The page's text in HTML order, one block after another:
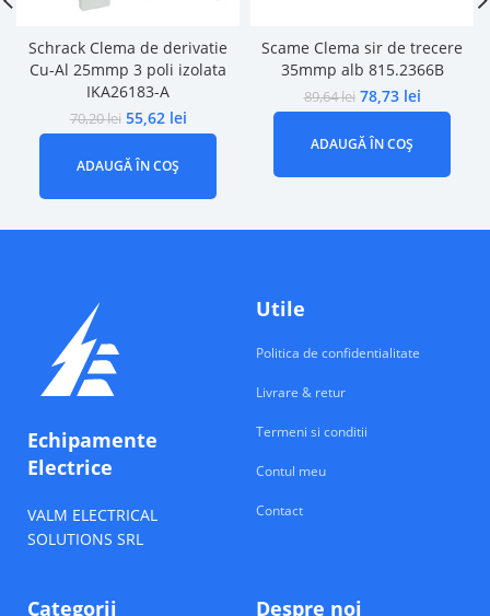
Schrack Clema de derivatie
Cu-Al 25mmp 3 poli izolata
IKA26183-A
70,20lei 55,62 lei
ADAUGĂ ÎN COȘ
Scame Clema sir de trecere
35mmp alb 815.2366B
89,64lei 78,73 lei
ADAUGĂ ÎN COȘ
Echipamente
Electrice
VALM ELECTRICAL
SOLUTIONS SRL
Utile
Politica de confidentialitate
Livrare & retur
Termeni si conditii
Contul meu
Contact
Categorii Despre noi